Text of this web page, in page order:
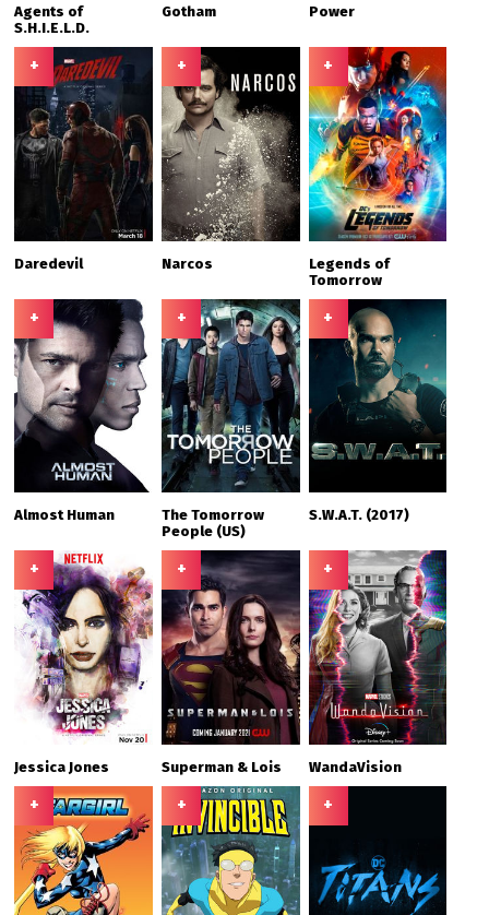
Agents of
S.H.I.E.L.D.
Gotham Power
+
Daredevil
+
Narcos
+
Legends of
Tomorrow
+
Almost Human
+
The Tomorrow
People (US)
+
S.W.A.T. (2017)
+
Jessica Jones
+
Superman & Lois
+
WandaVision
+ + +